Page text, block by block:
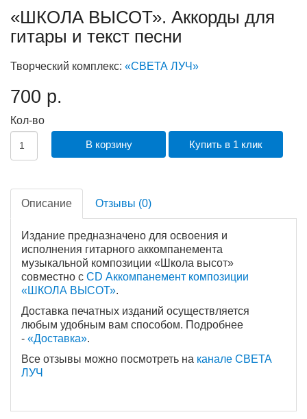
Описание Отзывы (0)
Издание предназначено для освоения и
исполнения гитарного аккомпанемента
музыкальной композиции «Школа высот»
совместно с CD Аккомпанемент композиции
«ШКОЛА ВЫСОТ».
Доставка печатных изданий осуществляется
любым удобным вам способом. Подробнее
- «Доставка».
Все отзывы можно посмотреть на канале СВЕТА
ЛУЧ
«ШКОЛА ВЫСОТ». Аккорды для
гитары и текст песни
Творческий комплекс: «СВЕТА ЛУЧ»
700 р.
Кол-во
В корзину Купить в 1 клик